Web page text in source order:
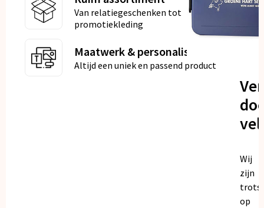
Van relatiegeschenken tot
promotiekleding
Maatwerk & personalisatie
Altijd een uniek en passend product
Wij
zijn
trots
op